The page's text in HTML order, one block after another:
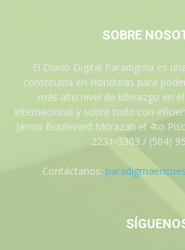
SOBRE
El Diario Digital Paradigma es
constituida en Honduras para
más alto nivel de liderazgo en
internacional y sobre todo con
Jarros Boulevard Morazan el 4to
2231-3303 / (504)
Contáctanos: